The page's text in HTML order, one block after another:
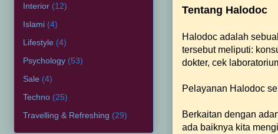
Tentang Halodoc
Halodoc adalah
tersebut meliputi:
dokter, cek
Pelayanan Halodoc
Berkaitan dengan
ada baiknya kita
Interior (12)
Islami (4)
Lifestyle (4)
Psychology (53)
Sale (4)
Techno (25)
Travelling & Refreshing (29)